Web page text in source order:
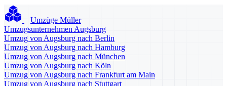
Umzüge Müller
Umzugsunternehmen Augsburg
Umzug von Augsburg nach Berlin
Umzug von Augsburg nach Hamburg
Umzug von Augsburg nach München
Umzug von Augsburg nach Köln
Umzug von Augsburg nach Frankfurt am Main
Umzug von Augsburg nach Stuttgart